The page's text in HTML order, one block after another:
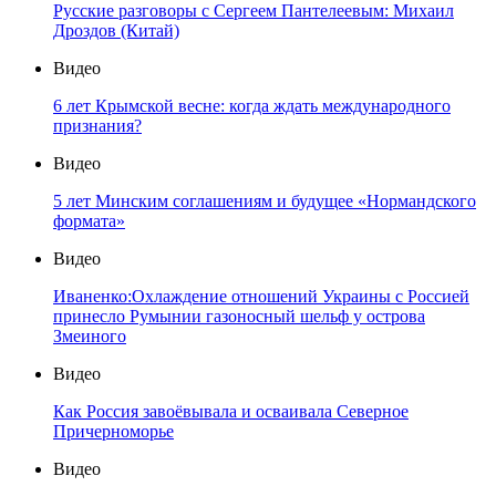
Русские разговоры с Сергеем Пантелеевым: Михаил
Дроздов (Китай)
Видео
6 лет Крымской весне: когда ждать международного
признания?
Видео
5 лет Минским соглашениям и будущее «Нормандского
формата»
Видео
Иваненко:Охлаждение отношений Украины с Россией
принесло Румынии газоносный шельф у острова
Змеиного
Видео
Как Россия завоёвывала и осваивала Северное
Причерноморье
Видео